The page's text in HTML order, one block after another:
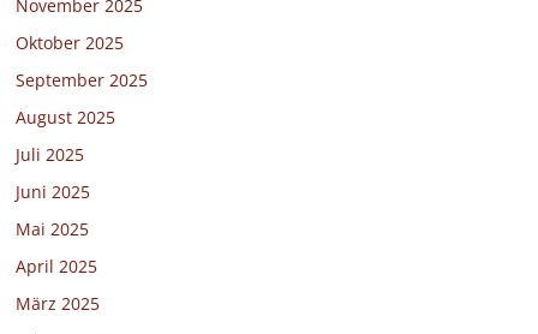
November 2025
Oktober 2025
September 2025
August 2025
Juli 2025
Juni 2025
Mai 2025
April 2025
März 2025